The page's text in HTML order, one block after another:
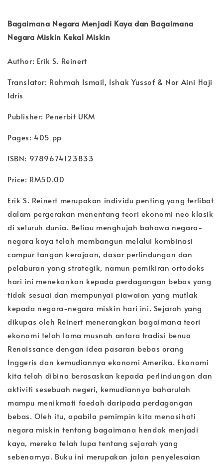
Bagaimana Negara Menjadi Kaya dan Bagaimana
Negara Miskin Kekal Miskin
Author: Erik S. Reinert
Translator: Rahmah Ismail, Ishak Yussof & Nor Aini Haji
Idris
Publisher: Penerbit UKM
Pages: 405 pp
ISBN: 9789674123833
Price: RM50.00
Erik S. Reinert merupakan individu penting yang terlibat
dalam pergerakan menentang teori ekonomi neo klasik
di seluruh dunia. Beliau menghujah bahawa negara-
negara kaya telah membangun melalui kombinasi
campur tangan kerajaan, dasar perlindungan dan
pelaburan yang strategik, namun pemikiran ortodoks
hari ini menekankan kepada perdagangan bebas yang
tidak sesuai dan mempunyai piawaian yang mutlak
kepada negara-negara miskin hari ini. Sejarah yang
dikupas oleh Reinert menerangkan bagaimana teori
ekonomi telah lama musnah antara tradisi benua
Renaissance dengan idea pasaran bebas orang
Inggeris dan kemudiannya ekonomi Amerika. Ekonomi
kita telah dibina berasaskan kepada perlindungan dan
aktiviti sesebuah negeri, kemudiannya baharulah
mampu menikmati faedah daripada perdagangan
bebas. Oleh itu, apabila pemimpin kita menasihati
negara miskin tentang bagaimana hendak menjadi
kaya, mereka telah lupa tentang sejarah yang
sebenarnya. Buku ini merupakan jalan penyelesaian